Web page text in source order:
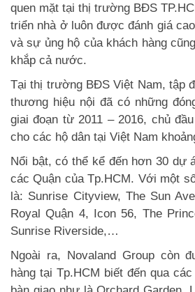
quen mặt tại thị trường BĐS
triển nhà ở luôn được đánh giá
và sự ủng hộ của khách hàng
khắp cả nước.
Tại thị trường BĐS Việt Nam, tập
thương hiệu nội đã có những
giai đoạn từ 2011 – 2016, chủ
cho các hộ dân tại Việt Nam
Nổi bật, có thể kể đến hơn 30 dự
các Quận của Tp.HCM. Với một
là: Sunrise Cityview, The Sun
Royal Quận 4, Icon 56, The
Sunrise Riverside,…
Ngoài ra, Novaland Group còn
hàng tại Tp.HCM biết đến qua